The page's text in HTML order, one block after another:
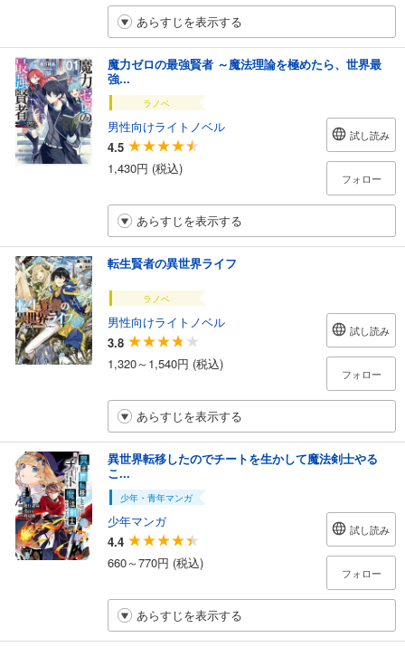
あらすじを表示する
魔力ゼロの最強賢者 ～魔法理論を極めたら、世界最
強...
ラノベ
男性向けライトノベル
4.5
1,430円 (税込)
試し読み
フォロー
あらすじを表示する
転生賢者の異世界ライフ
ラノベ
男性向けライトノベル
3.8
1,320～1,540円 (税込)
試し読み
フォロー
あらすじを表示する
異世界転移したのでチートを生かして魔法剣士やる
こ...
少年・青年マンガ
少年マンガ
4.4
660～770円 (税込)
試し読み
フォロー
あらすじを表示する